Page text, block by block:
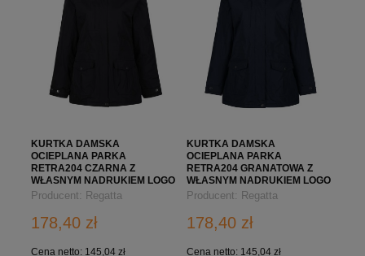
KURTKA DAMSKA
OCIEPLANA PARKA
RETRA204 CZARNA Z
WŁASNYM NADRUKIEM LOGO
FIRMY
Producent: Regatta
178,40 zł
Cena netto: 145,04 zł
KURTKA DAMSKA
OCIEPLANA PARKA
RETRA204 GRANATOWA Z
WŁASNYM NADRUKIEM LOGO
FIRMY
Producent: Regatta
178,40 zł
Cena netto: 145,04 zł